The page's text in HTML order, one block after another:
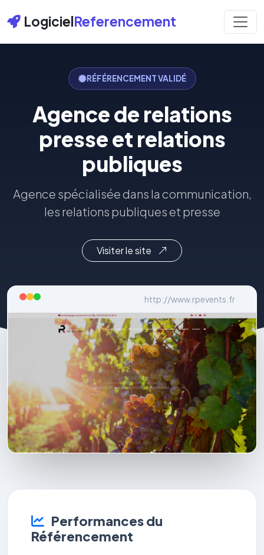
LogicielReferencement
RÉFÉRENCEMENT VALIDÉ
Agence de relations
presse et relations
publiques
Agence spécialisée dans la communication,
les relations publiques et presse
Visiter le site
http://www.rpevents.fr
Performances du
Référencement